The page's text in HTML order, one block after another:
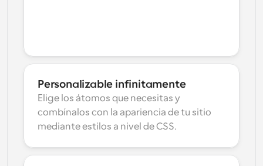
Personalizable infinitamente
Elige los átomos que necesitas y
combínalos con la apariencia de tu sitio
mediante estilos a nivel de CSS.